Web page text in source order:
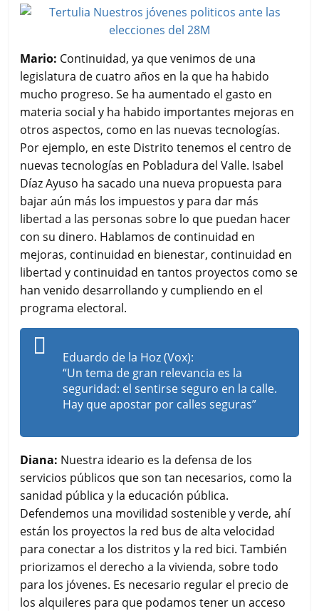
Mario: Continuidad, ya que venimos de una
legislatura de cuatro años en la que ha habido
mucho progreso. Se ha aumentado el gasto en
materia social y ha habido importantes mejoras en
otros aspectos, como en las nuevas tecnologías.
Por ejemplo, en este Distrito tenemos el centro de
nuevas tecnologías en Pobladura del Valle. Isabel
Díaz Ayuso ha sacado una nueva propuesta para
bajar aún más los impuestos y para dar más
libertad a las personas sobre lo que puedan hacer
con su dinero. Hablamos de continuidad en
mejoras, continuidad en bienestar, continuidad en
libertad y continuidad en tantos proyectos como se
han venido desarrollando y cumpliendo en el
programa electoral.
Eduardo de la Hoz (Vox):
“Un tema de gran relevancia es la
seguridad: el sentirse seguro en la calle.
Hay que apostar por calles seguras”
Diana: Nuestra ideario es la defensa de los
servicios públicos que son tan necesarios, como la
sanidad pública y la educación pública.
Defendemos una movilidad sostenible y verde, ahí
están los proyectos la red bus de alta velocidad
para conectar a los distritos y la red bici. También
priorizamos el derecho a la vivienda, sobre todo
para los jóvenes. Es necesario regular el precio de
los alquileres para que podamos tener un acceso